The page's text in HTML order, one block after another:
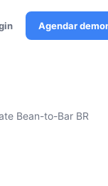
Agendar
Bean-to-Bar BR